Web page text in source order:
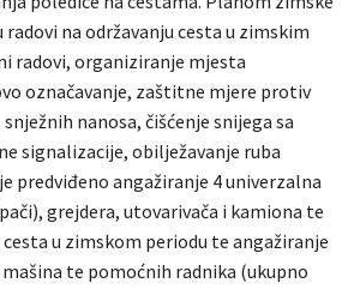
na održavanju cesta u zimskim
radovi, organiziranje mjesta
označavanje, zaštitne mjere protiv
nanosa, čišćenje snijega sa
signalizacije, obilježavanje ruba
predviđeno angažiranje 4 univerzalna
grejdera, utovarivača i kamiona te
u zimskom periodu te angažiranje
mašina te pomoćnih radnika (ukupno